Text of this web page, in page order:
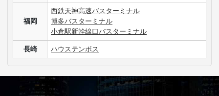
福岡
西鉄天神高速バスターミナル
博多バスターミナル
小倉駅新幹線口バスターミナル
長崎 ハウステンボス